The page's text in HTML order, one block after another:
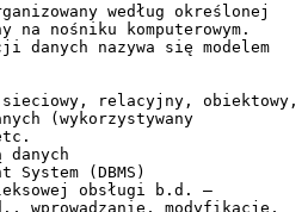
według określonej
na nośniku komputerowym.
danych nazywa się modelem
relacyjny, obiektowy,
(wykorzystywany
danych
System (DBMS)
obsługi b.d. –
wprowadzanie, modyfikację,